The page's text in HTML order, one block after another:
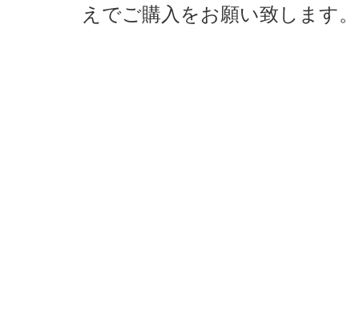
えでご購入をお願い致します。